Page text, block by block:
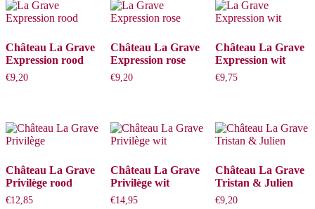
Château La Grave
Expression rood
€9,20
Château La Grave
Expression rose
€9,20
Château La Grave
Expression wit
€9,75
Château La Grave
Privilège rood
€12,85
Château La Grave
Privilège wit
€14,95
Château La Grave
Tristan & Julien
€9,20